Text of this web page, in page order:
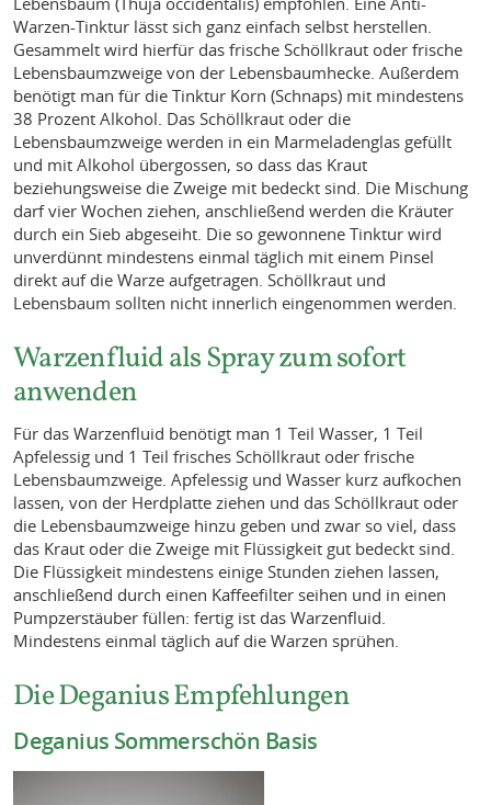
Warzen-Tinktur lässt sich ganz einfach selbst herstellen.
Gesammelt wird hierfür das frische Schöllkraut oder frische
Lebensbaumzweige von der Lebensbaumhecke. Außerdem
benötigt man für die Tinktur Korn (Schnaps) mit mindestens
38 Prozent Alkohol. Das Schöllkraut oder die
Lebensbaumzweige werden in ein Marmeladenglas gefüllt
und mit Alkohol übergossen, so dass das Kraut
beziehungsweise die Zweige mit bedeckt sind. Die Mischung
darf vier Wochen ziehen, anschließend werden die Kräuter
durch ein Sieb abgeseiht. Die so gewonnene Tinktur wird
unverdünnt mindestens einmal täglich mit einem Pinsel
direkt auf die Warze aufgetragen. Schöllkraut und
Lebensbaum sollten nicht innerlich eingenommen werden.
Warzenfluid als Spray zum sofort
anwenden
Für das Warzenfluid benötigt man 1 Teil Wasser, 1 Teil
Apfelessig und 1 Teil frisches Schöllkraut oder frische
Lebensbaumzweige. Apfelessig und Wasser kurz aufkochen
lassen, von der Herdplatte ziehen und das Schöllkraut oder
die Lebensbaumzweige hinzu geben und zwar so viel, dass
das Kraut oder die Zweige mit Flüssigkeit gut bedeckt sind.
Die Flüssigkeit mindestens einige Stunden ziehen lassen,
anschließend durch einen Kaffeefilter seihen und in einen
Pumpzerstäuber füllen: fertig ist das Warzenfluid.
Mindestens einmal täglich auf die Warzen sprühen.
Die Deganius Empfehlungen
Deganius Sommerschön Basis